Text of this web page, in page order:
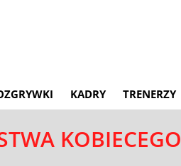
KADRY TRENERZY
KOBIECEGO